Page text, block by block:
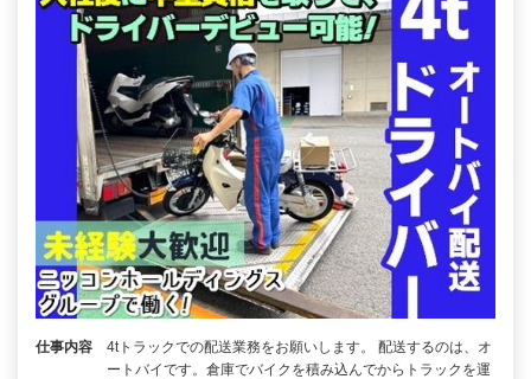
仕事内容
4tトラックでの配送業務をお願いします。 配送するのは、オ
ートバイです。倉庫でバイクを積み込んでからトラックを運